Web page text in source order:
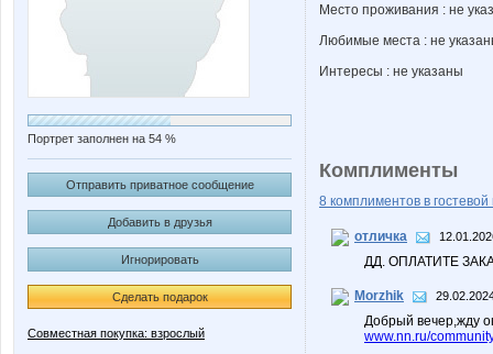
Портрет заполнен на 54 %
Отправить приватное сообщение
Добавить в друзья
Игнорировать
Сделать подарок
Совместная покупка: взрослый
Место проживания : не
Любимые места : не
Интересы : не указаны
Комплименты
8 комплиментов в гостевой
отличка
ДД. ОПЛАТИТЕ
Morzhik
Добрый вечер,жду
www.nn.ru/